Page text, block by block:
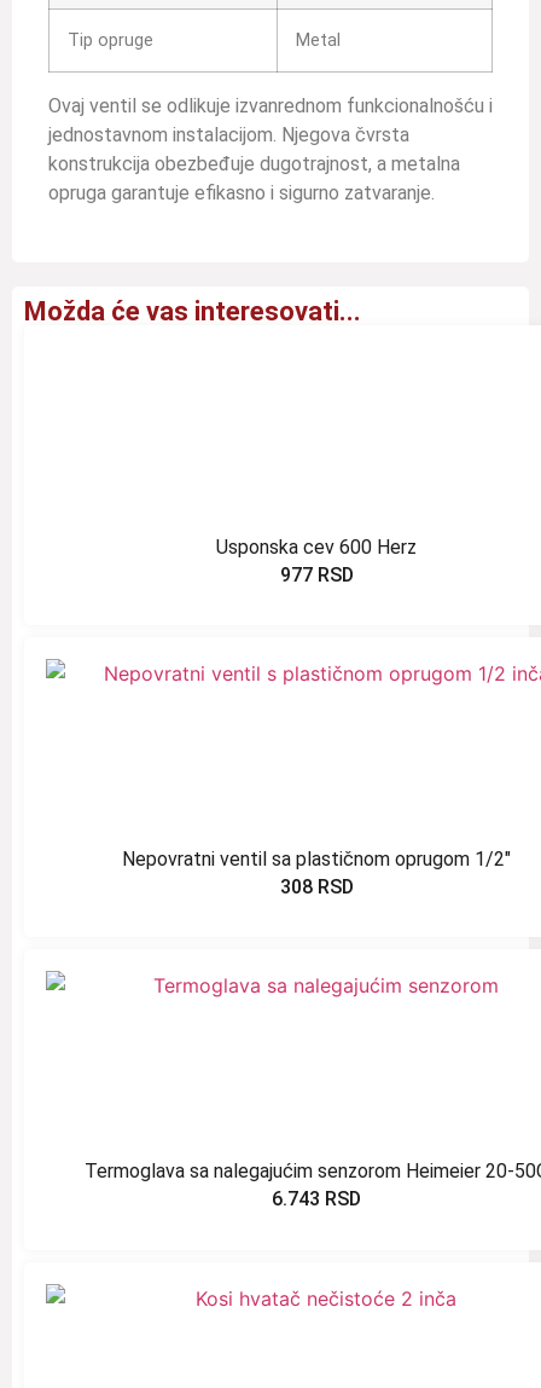
Tip opruge Metal
Ovaj ventil se odlikuje izvanrednom funkcionalnošću i
jednostavnom instalacijom. Njegova čvrsta
konstrukcija obezbeđuje dugotrajnost, a metalna
opruga garantuje efikasno i sigurno zatvaranje.
Možda će vas interesovati...
Usponska cev 600 Herz
977 RSD
Nepovratni ventil sa plastičnom oprugom 1/2″
308 RSD
Termoglava sa nalegajućim senzorom Heimeier 20-
6.743 RSD